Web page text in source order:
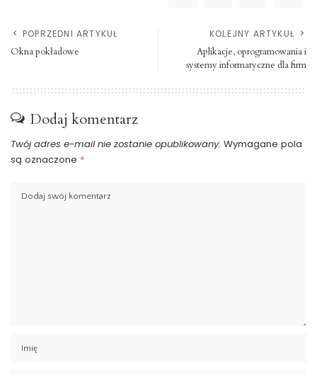
POPRZEDNI ARTYKUŁ
Okna pokładowe
KOLEJNY ARTYKUŁ
Aplikacje, oprogramowania i
systemy informatyczne dla firm
Dodaj komentarz
Twój adres e-mail nie zostanie opublikowany. Wymagane pola
są oznaczone *